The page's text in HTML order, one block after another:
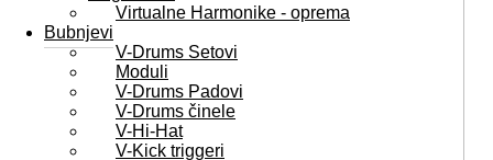
Virtualne Harmonike - oprema
Bubnjevi
V-Drums Setovi
Moduli
V-Drums Padovi
V-Drums činele
V-Hi-Hat
V-Kick triggeri